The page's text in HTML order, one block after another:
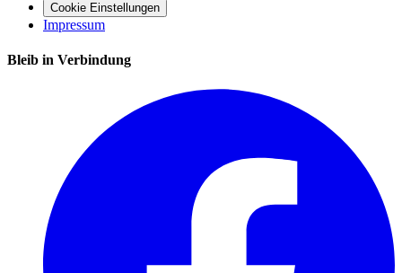
Cookie Einstellungen
Impressum
Bleib in Verbindung